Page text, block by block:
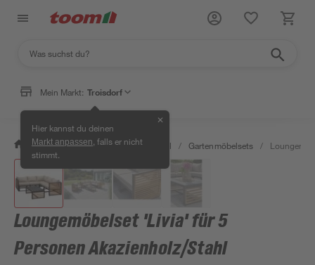
Mein Markt: Troisdorf
Hier kannst du deinen
Markt anpassen , falls er nicht
stimmt.
✕
/ Garten & Freizeit / Gartenmöbel / Gartenmöbelsets /
Loungemöbelset 'Livia' für 5
Personen Akazienholz/Stahl